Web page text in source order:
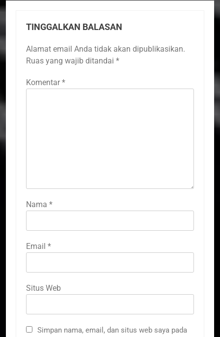
TINGGALKAN BALASAN
Alamat email Anda tidak akan dipublikasikan.
Ruas yang wajib ditandai *
Komentar *
Nama *
Email *
Situs Web
Simpan nama, email, dan situs web saya pada